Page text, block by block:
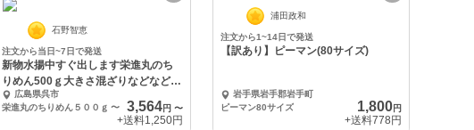
石野智恵
注文から当日~7日で発送
新物水揚中すぐ出します栄進丸のち
りめん500ｇ大きさ混ざりなどなどど
こか訳あり
広島県呉市
栄進丸のちりめん５００ｇ 〜 3,564円〜
+送料1,250円
浦田政和
注文から1~14日で発送
【訳あり】ピーマン(80サイズ)
岩手県岩手郡岩手町
ピーマン80サイズ
1,800円
+送料778円